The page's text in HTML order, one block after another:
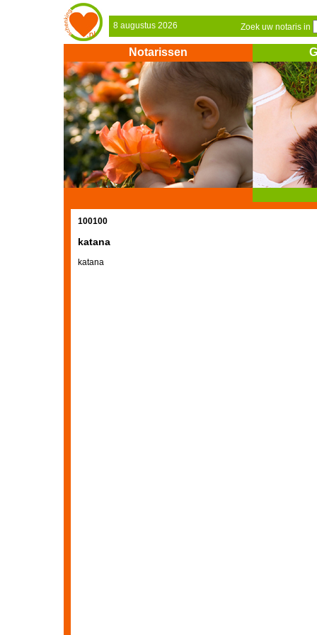
8 augustus 2026 Zoek uw notaris in
Notarissen
100100
katana
katana